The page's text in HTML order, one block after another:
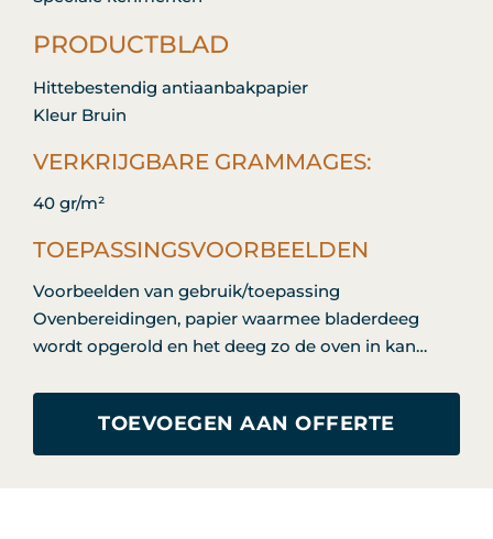
PRODUCTBLAD
Hittebestendig antiaanbakpapier
Kleur Bruin
VERKRIJGBARE GRAMMAGES:
40 gr/m²
TOEPASSINGSVOORBEELDEN
Voorbeelden van gebruik/toepassing
Ovenbereidingen, papier waarmee bladerdeeg
wordt opgerold en het deeg zo de oven in kan…
TOEVOEGEN AAN OFFERTE